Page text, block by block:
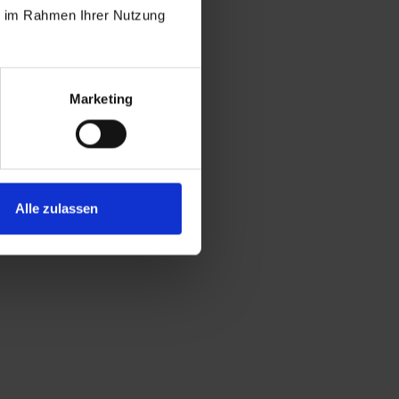
Rahmen Ihrer Nutzung
Marketing
Alle zulassen